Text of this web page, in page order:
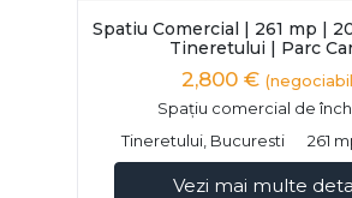
Spatiu Comercial | 261 mp |
Tineretului | Parc
2,800 €
Spațiu comercial de
Tineretului, Bucuresti
261
Vezi mai multe